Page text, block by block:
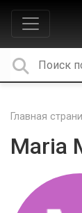
Главная
Maria